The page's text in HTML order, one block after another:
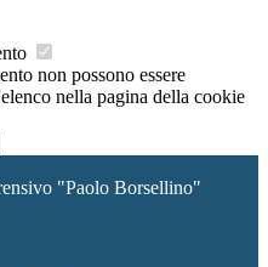
non possono essere
nella pagina della cookie
"Paolo Borsellino"